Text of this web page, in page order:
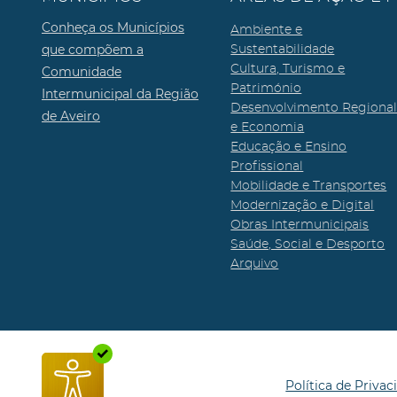
Conheça os Municípios
que compõem a
Comunidade
Intermunicipal da Região
de Aveiro
Ambiente e
Sustentabilidade
Cultura, Turismo e
Património
Desenvolvimento Regional
e Economia
Educação e Ensino
Profissional
Mobilidade e Transportes
Modernização e Digital
Obras Intermunicipais
Saúde, Social e Desporto
Arquivo
Política de